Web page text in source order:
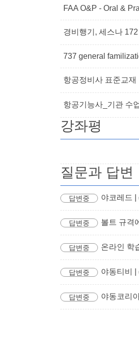
FAA O&P - Oral &
경비행기, 세스나
737 general
항공정비사 표준교재
항공기능사_기관 수
강좌평
질문과 답변
답변중 야코레드 |
답변중 볼트 규격
답변중 온라인 학
답변중 야동티비 |
답변중 야동코리